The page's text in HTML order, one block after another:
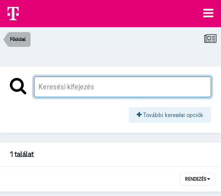
Főoldal
További keresési opciók
1 találat
RENDEZÉS